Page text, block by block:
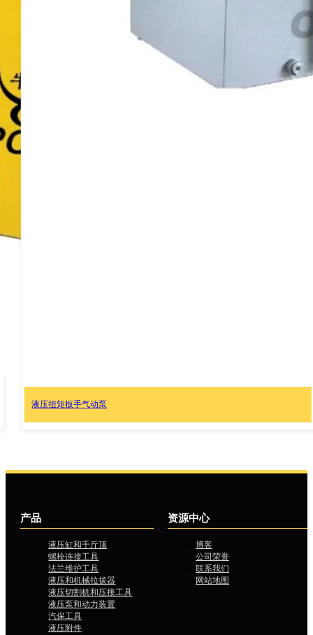
ATP1500，气动液压张紧泵
产品
液压缸和千斤顶
螺栓连接工具
法兰维护工具
液压和机械拉拔器
液压切割机和压接工具
液压泵和动力装置
汽保工具
液压附件
资源中心
博客
公司荣誉
联系我们
网站地图